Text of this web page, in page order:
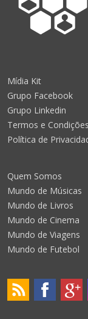
Mídia Kit
Grupo Facebook
Grupo Linkedin
Termos e Condições
Política de
Quem Somos
Mundo de Músicas
Mundo de Livros
Mundo de Cinema
Mundo de Viagens
Mundo de Futebol